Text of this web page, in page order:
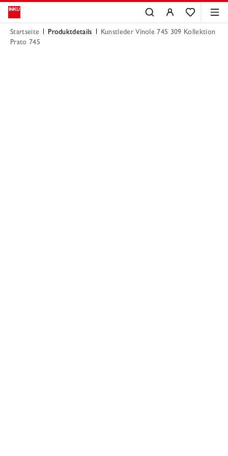
Startseite Produktdetails
Kunstleder Vinole 745 309 Kollektion
Prato 745